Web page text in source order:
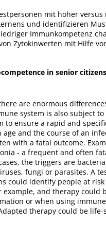
mit hoher
und identifizieren
Immunkompetenz
Zytokinwerten mit Hilfe
in senior
are enormous
system is also subject
to ensure a rapid and
age and the course of an
with a fatal outcome.
- a frequent and often
the triggers are
fungi or parasites. A
could identify people at
and therapy could
or when using
therapy could be life-